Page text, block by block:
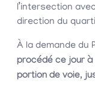
l’intersection
direction du
À la demande du
procédé ce jour
portion de voie,